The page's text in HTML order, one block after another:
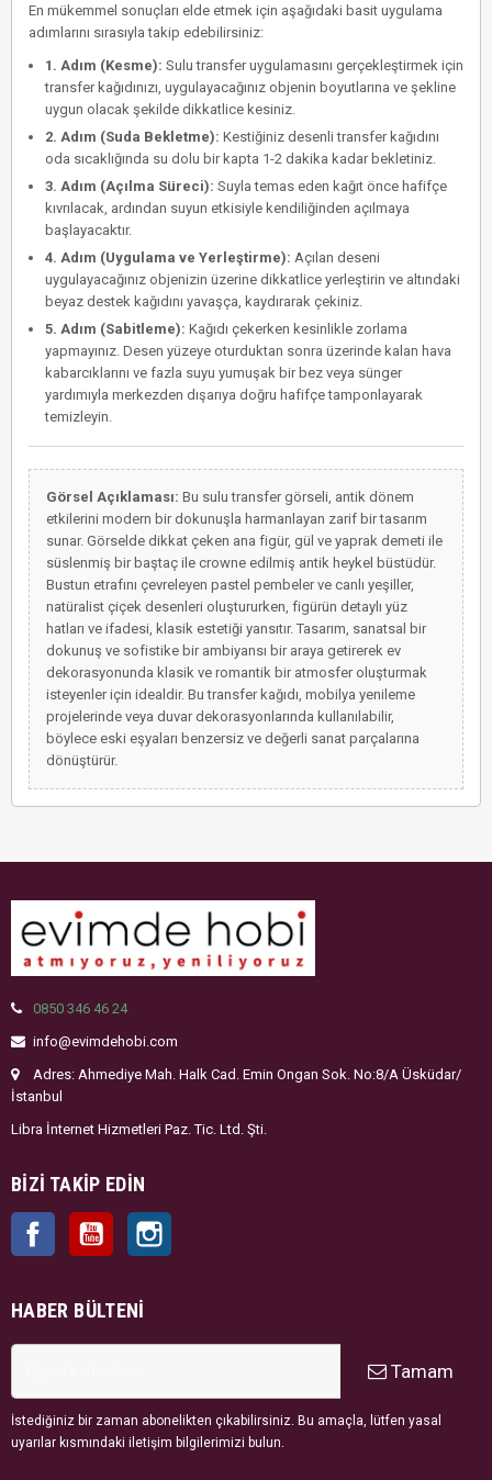
En mükemmel sonuçları elde etmek için aşağıdaki basit uygulama
adımlarını sırasıyla takip edebilirsiniz:
1. Adım (Kesme): Sulu transfer uygulamasını gerçekleştirmek için
transfer kağıdınızı, uygulayacağınız objenin boyutlarına ve şekline
uygun olacak şekilde dikkatlice kesiniz.
2. Adım (Suda Bekletme): Kestiğiniz desenli transfer kağıdını
oda sıcaklığında su dolu bir kapta 1-2 dakika kadar bekletiniz.
3. Adım (Açılma Süreci): Suyla temas eden kağıt önce hafifçe
kıvrılacak, ardından suyun etkisiyle kendiliğinden açılmaya
başlayacaktır.
4. Adım (Uygulama ve Yerleştirme): Açılan deseni
uygulayacağınız objenizin üzerine dikkatlice yerleştirin ve altındaki
beyaz destek kağıdını yavaşça, kaydırarak çekiniz.
5. Adım (Sabitleme): Kağıdı çekerken kesinlikle zorlama
yapmayınız. Desen yüzeye oturduktan sonra üzerinde kalan hava
kabarcıklarını ve fazla suyu yumuşak bir bez veya sünger
yardımıyla merkezden dışarıya doğru hafifçe tamponlayarak
temizleyin.
Görsel Açıklaması: Bu sulu transfer görseli, antik dönem
etkilerini modern bir dokunuşla harmanlayan zarif bir tasarım
sunar. Görselde dikkat çeken ana figür, gül ve yaprak demeti ile
süslenmiş bir baştaç ile crowne edilmiş antik heykel büstüdür.
Bustun etrafını çevreleyen pastel pembeler ve canlı yeşiller,
natüralist çiçek desenleri oluştururken, figürün detaylı yüz
hatları ve ifadesi, klasik estetiği yansıtır. Tasarım, sanatsal bir
dokunuş ve sofistike bir ambiyansı bir araya getirerek ev
dekorasyonunda klasik ve romantik bir atmosfer oluşturmak
isteyenler için idealdir. Bu transfer kağıdı, mobilya yenileme
projelerinde veya duvar dekorasyonlarında kullanılabilir,
böylece eski eşyaları benzersiz ve değerli sanat parçalarına
dönüştürür.
0850 346 46 24
info@evimdehobi.com
Adres: Ahmediye Mah. Halk Cad. Emin Ongan Sok. No:8/A Üsküdar/
İstanbul
Libra İnternet Hizmetleri Paz. Tic. Ltd. Şti.
BIZI TAKIP EDIN
Facebook YouTube
HABER BÜLTENI
Tamam
İstediğiniz bir zaman abonelikten çıkabilirsiniz. Bu amaçla, lütfen yasal
uyarılar kısmındaki iletişim bilgilerimizi bulun.